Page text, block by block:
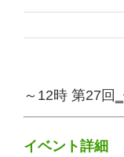
～12時 第27回
イベント詳細